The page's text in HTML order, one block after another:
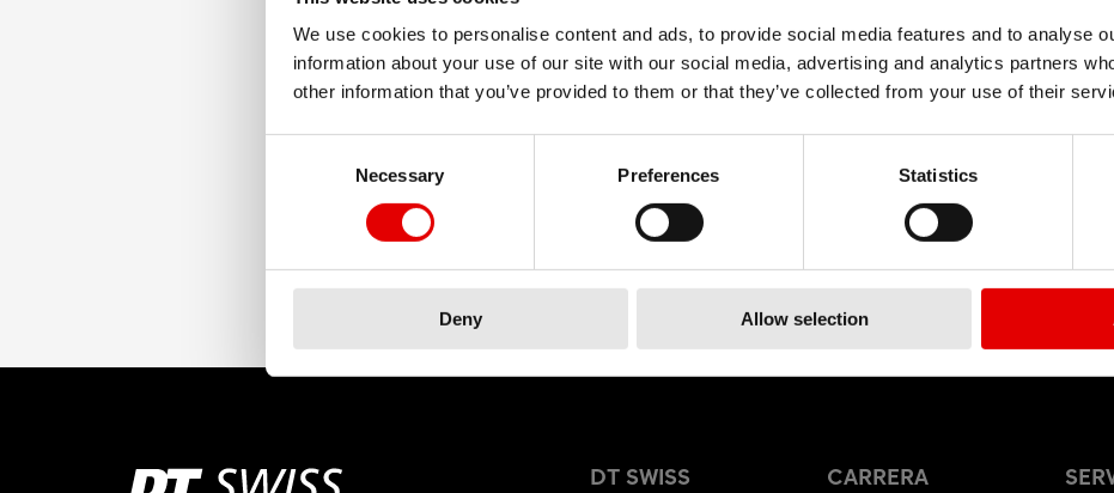
We use cookies to personalise content and ads, to provide social media features and to analyse
information about your use of our site with our social media, advertising and analytics partners
other information that you’ve provided to them or that they’ve collected from your use of their
Necessary
Preferences Statistics
Deny Allow selection
MATERIAL
ALUMINIUM
DT SWISS CARRERA